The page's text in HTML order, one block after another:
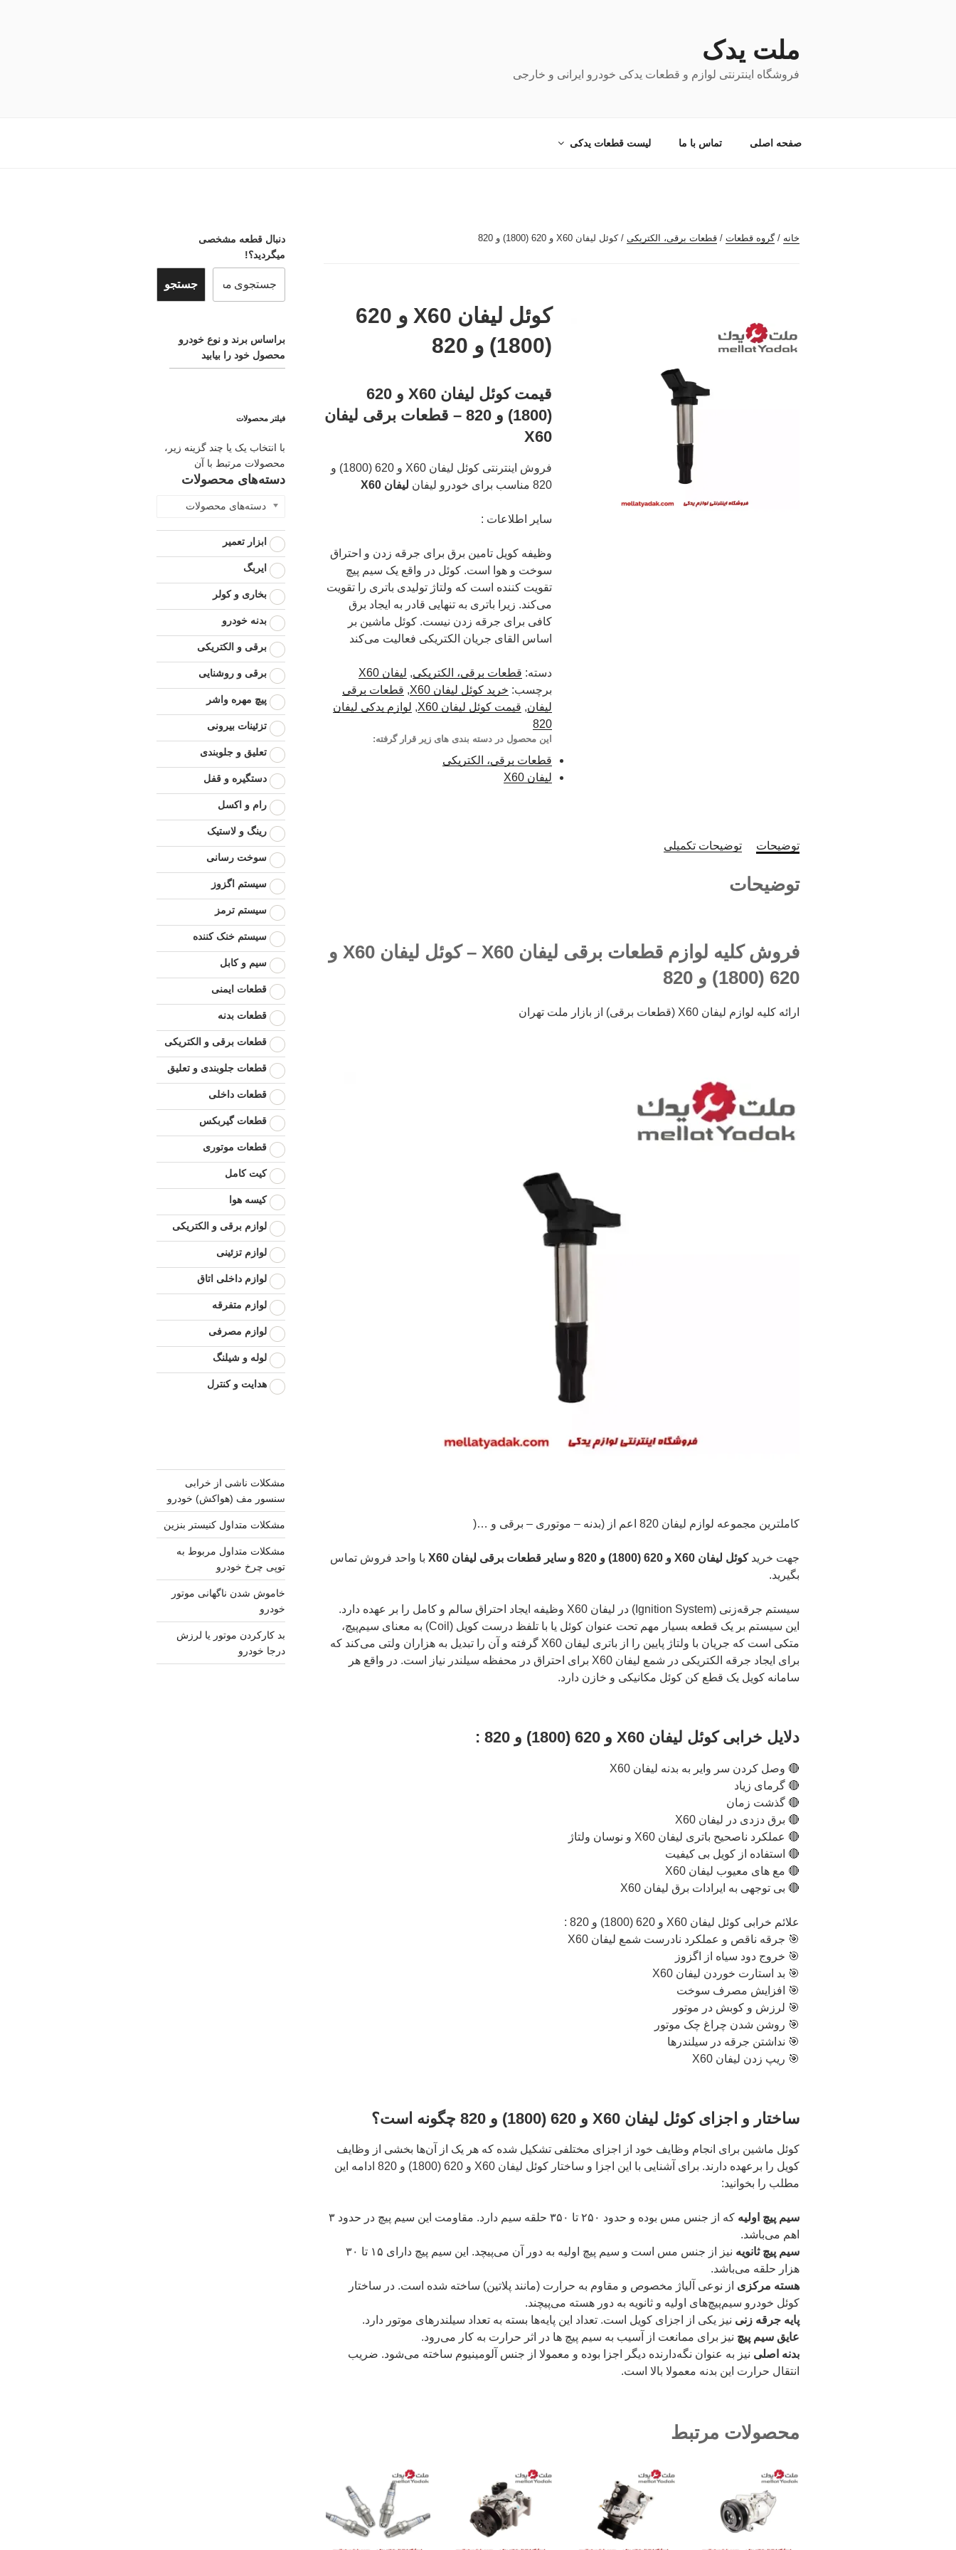
ملت یدک
فروشگاه اینترنتی لوازم و قطعات یدکی خودرو ایرانی و خارجی
صفحه اصلی تماس با ما لیست قطعات یدکی
خانه /گروه قطعات / قطعات برقی، الکتریکی / کوئل لیفان X60 و 620 (1800) و 820
کوئل لیفان X60 و 620
(1800) و 820
قیمت کوئل لیفان X60 و 620
(1800) و 820 – قطعات برقی لیفان
X60
فروش اینترنتی کوئل لیفان X60 و 620 (1800) و
820 مناسب برای خودرو لیفان
لیفان X60
سایر اطلاعات :
وظیفه کویل تامین برق برای جرقه زدن و احتراق
سوخت و هوا است. کوئل در واقع یک سیم پیچ
تقویت کننده است که ولتاژ تولیدی باتری را تقویت
می‌کند. زیرا باتری به تنهایی قادر به ایجاد برق
کافی برای جرقه زدن نیست. کوئل ماشین بر
اساس القای جریان الکتریکی فعالیت می‌کند
دسته: قطعات برقی، الکتریکی, لیفان X60
برچسب: خرید کوئل لیفان X60 , قطعات برقی
لیفان, قیمت کوئل لیفان X60 , لوازم یدکی لیفان
820
این محصول در دسته بندی های زیر قرار گرفته:
قطعات برقی، الکتریکی
لیفان X60
توضیحات توضیحات تکمیلی
توضیحات
فروش کلیه لوازم قطعات برقی لیفان X60 – کوئل لیفان X60 و
620 (1800) و 820
ارائه کلیه لوازم لیفان X60 (قطعات برقی) از بازار ملت تهران
کاملترین مجموعه لوازم لیفان 820 اعم از (بدنه – موتوری – برقی و …(
جهت خریدکوئل لیفان X60 و 620 (1800) و 820 و سایر قطعات برقی لیفان X60
با واحد فروش تماس
بگیرید.
سیستم جرقه‌زنی (Ignition System) در لیفان X60 وظیفه ایجاد احتراق سالم و کامل را بر عهده دارد.
این سیستم بر یک قطعه بسیار مهم تحت عنوان کوئل یا با تلفظ درست کویل (Coil) به معنای سیم‌پیچ،
متکی است که جریان با ولتاژ پایین را از باتری لیفان X60 گرفته و آن را تبدیل به هزاران ولتی می‌کند که
برای ایجاد جرقه الکتریکی در شمع لیفان X60 برای احتراق در محفظه سیلندر نیاز است. در واقع هر
سامانه کویل یک قطع کن کوئل مکانیکی و خازن دارد.
دلایل خرابی کوئل لیفان X60 و 620 (1800) و 820 :
🔴 وصل کردن سر وایر به بدنه لیفان X60
🔴 گرمای زیاد
🔴 گذشت زمان
🔴 برق دزدی در لیفان X60
🔴 عملکرد ناصحیح باتری لیفان X60 و نوسان ولتاژ
🔴 استفاده از کویل بی کیفیت
🔴 مع های معیوب لیفان X60
🔴 بی توجهی به ایرادات برق لیفان X60
علائم خرابی کوئل لیفان X60 و 620 (1800) و 820 :
🎯 جرقه ناقص و عملکرد نادرست شمع لیفان X60
🎯 خروج دود سیاه از اگزوز
🎯 بد استارت خوردن لیفان X60
🎯 افزایش مصرف سوخت
🎯 لرزش و کوبش در موتور
🎯 روشن شدن چراغ چک موتور
🎯 نداشتن جرقه در سیلندرها
🎯 ریپ زدن لیفان X60
ساختار و اجزای کوئل لیفان X60 و 620 (1800) و 820 چگونه است؟
کوئل ماشین برای انجام وظایف خود از اجزای مختلفی تشکیل شده که هر یک از آن‌ها بخشی از وظایف
کویل را برعهده دارند. برای آشنایی با این اجزا و ساختار کوئل لیفان X60 و 620 (1800) و 820 ادامه این
مطلب را بخوانید:
سیم پیچ اولیه
که از جنس مس بوده و حدود ۲۵۰ تا ۳۵۰ حلقه سیم دارد. مقاومت این سیم پیچ در حدود ۳
اهم می‌باشد.
سیم پیچ ثانویه
نیز از جنس مس است و سیم پیچ اولیه به دور آن می‌پیچد. این سیم پیچ دارای ۱۵ تا ۳۰
هزار حلقه می‌باشد.
هسته مرکزی از نوعی آلیاژ مخصوص و مقاوم به حرارت (مانند پلاتین) ساخته شده است. در ساختار
کوئل خودرو سیم‌پیچ‌های اولیه و ثانویه به دور هسته می‌پیچند.
پایه جرقه زنی نیز یکی از اجزای کویل است. تعداد این پایه‌ها بسته به تعداد سیلندرهای موتور دارد.
عایق سیم پیچ نیز برای ممانعت از آسیب به سیم پیچ ها در اثر حرارت به کار می‌رود.
بدنه اصلی نیز به عنوان نگه‌دارنده دیگر اجزا بوده و معمولا از جنس آلومینیوم ساخته می‌شود. ضریب
انتقال حرارت این بدنه معمولا بالا است.
محصولات مرتبط
دنبال قطعه مشخصی
میگردید؟!
جستجو
براساس برند و نوع خودرو
محصول خود را بیابید
فیلتر محصولات
با انتخاب یک یا چند گزینه زیر،
محصولات مرتبط با آن
دسته‌های محصولات
دسته‌های محصولات
ابزار تعمیر
ایربگ
بخاری و کولر
بدنه خودرو
برقی و الکتریکی
برقی و روشنایی
پیچ مهره واشر
تزئینات بیرونی
تعلیق و جلوبندی
دستگیره و قفل
رام و اکسل
رینگ و لاستیک
سوخت رسانی
سیستم اگزوز
سیستم ترمز
سیستم خنک کننده
سیم و کابل
قطعات ایمنی
قطعات بدنه
قطعات برقی و الکتریکی
قطعات جلوبندی و تعلیق
قطعات داخلی
قطعات گیربکس
قطعات موتوری
کیت کامل
کیسه هوا
لوازم برقی و الکتریکی
لوازم تزئینی
لوازم داخلی اتاق
لوازم متفرقه
لوازم مصرفی
لوله و شیلنگ
هدایت و کنترل
مشکلات ناشی از خرابی
سنسور مف (هواکش) خودرو
مشکلات متداول کنیستر بنزین
مشکلات متداول مربوط به
توپی چرخ خودرو
خاموش شدن ناگهانی موتور
خودرو
بد کارکردن موتور یا لرزش
درجا خودرو